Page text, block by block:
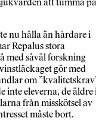
att tumma på
nu hålla än hårdare i
Repalus stora
med såväl forskning
gör med
om
inte eleverna, de äldre
från misskötsel av
måste bort.